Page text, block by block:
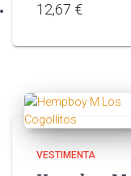
12,67 €
VESTIMENTA